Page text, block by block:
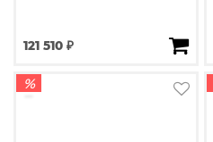
121 510 ₽
%